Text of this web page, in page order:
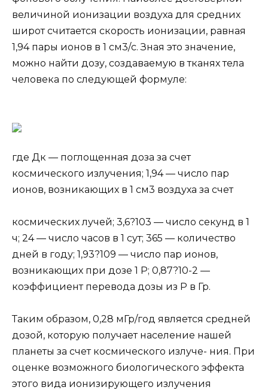
величиной ионизации воздуха для средних
широт считается скорость ионизации, равная
1,94 пары ионов в 1 см3/с. Зная это значение,
можно найти дозу, создаваемую в тканях тела
человека по следующей формуле:
где Дк — поглощенная доза за счет
космического излучения; 1,94 — число пар
ионов, возникающих в 1 см3 воздуха за счет
космических лучей; 3,6?103 — число секунд в 1
ч; 24 — число часов в 1 сут; 365 — количество
дней в году; 1,93?109 — число пар ионов,
возникающих при дозе 1 Р; 0,87?10-2 —
коэффициент перевода дозы из Р в Гр.
Таким образом, 0,28 мГр/год является средней
дозой, которую получает население нашей
планеты за счет космического излуче- ния. При
оценке возможного биологического эффекта
этого вида ионизирующего излучения